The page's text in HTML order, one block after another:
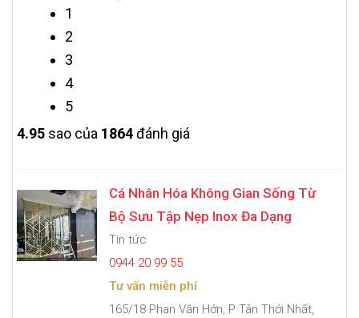
1
2
3
4
5
4.95 sao của 1864đánh giá
Cá Nhân Hóa Không Gian Sống Từ
Bộ Sưu Tập Nẹp Inox Đa Dạng
Tin tức
0944 20 99 55
Tư vấn miễn phí
165/18 Phan Văn Hớn, P Tân Thới Nhất,